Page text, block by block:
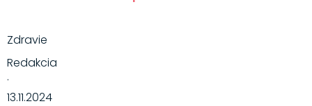
Zdravie
Redakcia
·
13.11.2024